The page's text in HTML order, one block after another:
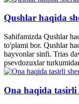
Qushlar haqida
Sahifamizda Qushlar
to'plami bor. Qushlar
hayvonlar sinfi. Trias
psevdozuxlar
Ona haqida tasirli